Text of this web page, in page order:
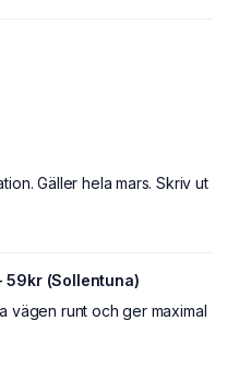
Gäller hela mars. Skriv ut
59kr (Sollentuna)
vägen runt och ger maximal